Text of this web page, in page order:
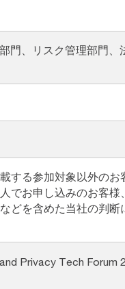
門、リスク管理部門、
する参加対象以外のお
でお申し込みのお客様
どを含めた当社の判断
Privacy Tech Forum